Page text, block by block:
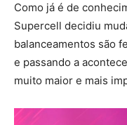
Como já é de
Supercell decidiu
balanceamentos são
e passando a
muito maior e mais